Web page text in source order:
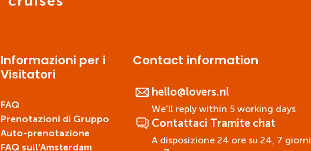
Informazioni per i
Visitatori
FAQ
Prenotazioni di Gruppo
Auto-prenotazione
FAQ sull'Amsterdam
Contact information
hello@lovers.nl
We'll reply within 5 working days
Contattaci Tramite chat
A disposizione 24 ore su 24, 7 giorni